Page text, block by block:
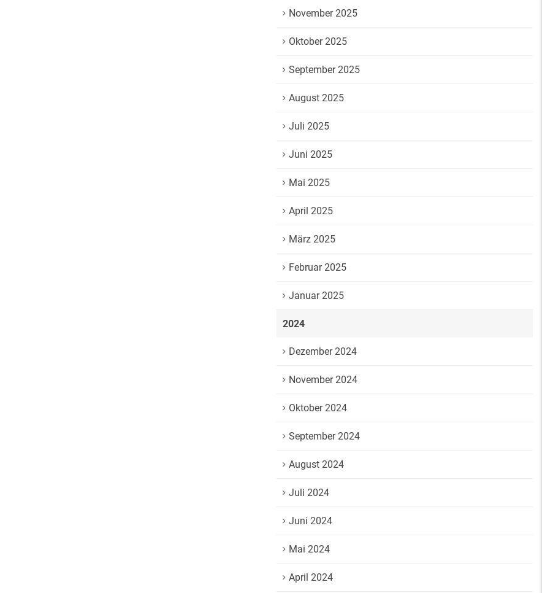
November 2025
Oktober 2025
September 2025
August 2025
Juli 2025
Juni 2025
Mai 2025
April 2025
März 2025
Februar 2025
Januar 2025
2024
Dezember 2024
November 2024
Oktober 2024
September 2024
August 2024
Juli 2024
Juni 2024
Mai 2024
April 2024